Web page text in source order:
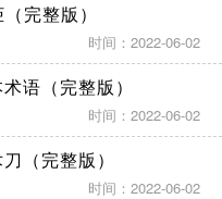
完整版）
时间：2022-06-02
语（完整版）
时间：2022-06-02
（完整版）
时间：2022-06-02